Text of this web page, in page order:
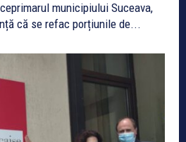
că se refac porțiunile de...